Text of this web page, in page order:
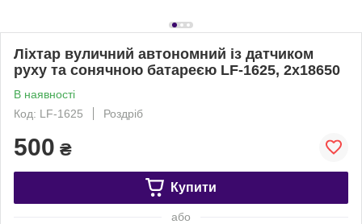
Ліхтар вуличний автономний із датчиком
руху та сонячною батареєю LF-1625, 2x18650
В наявності
Код: LF-1625
Роздріб
500 ₴
Купити
або